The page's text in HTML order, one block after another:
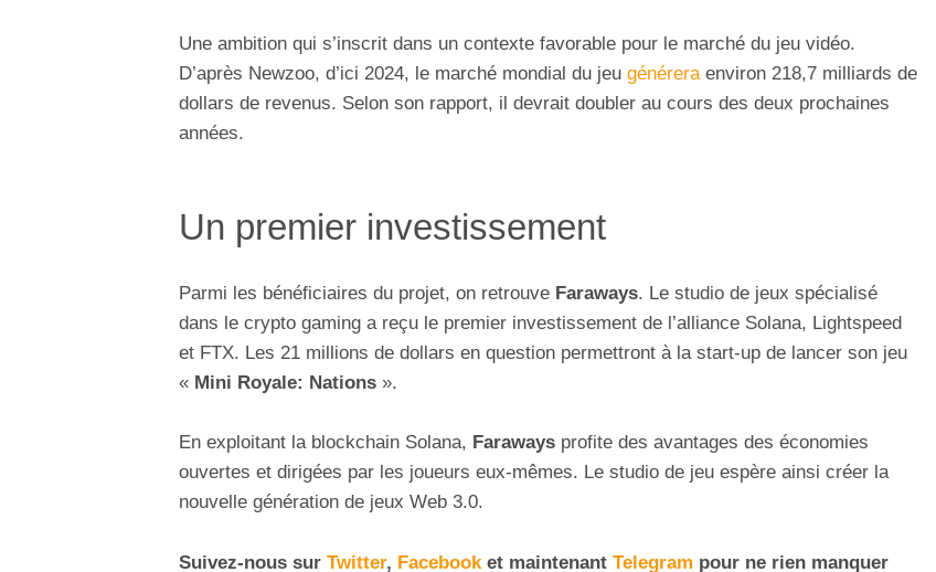
Une ambition qui s’inscrit dans un contexte favorable pour le marché du jeu vidéo.
D’après Newzoo, d’ici 2024, le marché mondial du jeu généreraenviron 218,7 milliards de
dollars de revenus. Selon son rapport, il devrait doubler au cours des deux prochaines
années.
Un premier investissement
Parmi les bénéficiaires du projet, on retrouve Faraways. Le studio de jeux spécialisé
dans le crypto gaming a reçu le premier investissement de l’alliance Solana, Lightspeed
et FTX. Les 21 millions de dollars en question permettront à la start-up de lancer son jeu
« Mini Royale: Nations ».
En exploitant la blockchain Solana, Faraways profite des avantages des économies
ouvertes et dirigées par les joueurs eux-mêmes. Le studio de jeu espère ainsi créer la
nouvelle génération de jeux Web 3.0.
Suivez-nous sur Twitter, Facebook et maintenant Telegram pour ne rien manquer